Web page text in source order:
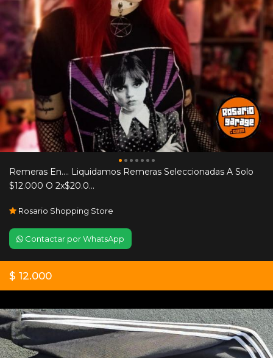
Remeras En.... Liquidamos Remeras Seleccionadas A Solo
$12.000 O 2x$20.0...
Rosario Shopping Store
Contactar por WhatsApp
$ 12.000